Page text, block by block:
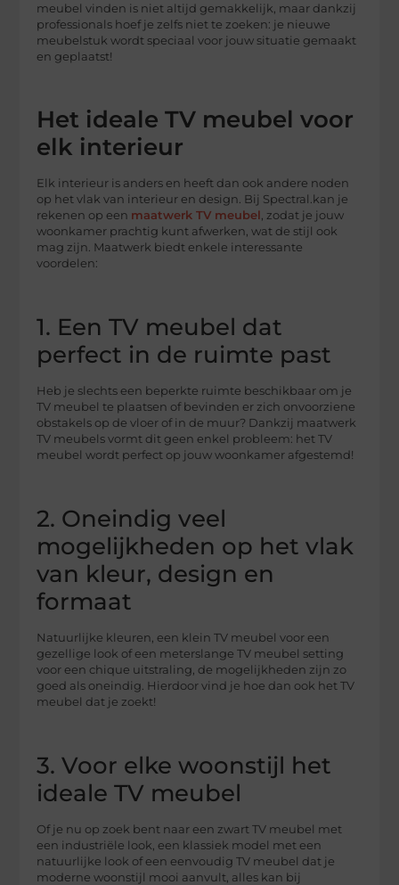
meubel vinden is niet altijd gemakkelijk, maar dankzij
professionals hoef je zelfs niet te zoeken: je nieuwe
meubelstuk wordt speciaal voor jouw situatie gemaakt
en geplaatst!
Het ideale TV meubel voor
elk interieur
Elk interieur is anders en heeft dan ook andere noden
op het vlak van interieur en design. Bij Spectral.kan je
rekenen op een maatwerk TV meubel , zodat je jouw
woonkamer prachtig kunt afwerken, wat de stijl ook
mag zijn. Maatwerk biedt enkele interessante
voordelen:
1. Een TV meubel dat
perfect in de ruimte past
Heb je slechts een beperkte ruimte beschikbaar om je
TV meubel te plaatsen of bevinden er zich onvoorziene
obstakels op de vloer of in de muur? Dankzij maatwerk
TV meubels vormt dit geen enkel probleem: het TV
meubel wordt perfect op jouw woonkamer afgestemd!
2. Oneindig veel
mogelijkheden op het vlak
van kleur, design en
formaat
Natuurlijke kleuren, een klein TV meubel voor een
gezellige look of een meterslange TV meubel setting
voor een chique uitstraling, de mogelijkheden zijn zo
goed als oneindig. Hierdoor vind je hoe dan ook het TV
meubel dat je zoekt!
3. Voor elke woonstijl het
ideale TV meubel
Of je nu op zoek bent naar een zwart TV meubel met
een industriële look, een klassiek model met een
natuurlijke look of een eenvoudig TV meubel dat je
moderne woonstijl mooi aanvult, alles kan bij